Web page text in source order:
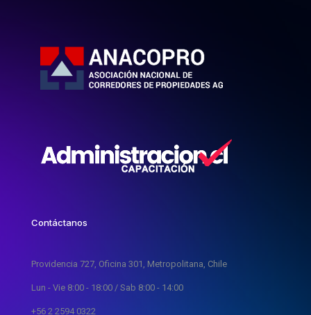
Contáctanos
Providencia 727, Oficina 301, Metropolitana, Chile
Lun - Vie 8:00 - 18:00 / Sab 8:00 - 14:00
+56 2 2594 0322